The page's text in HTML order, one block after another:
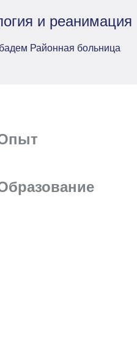
и реанимация
Районная больница